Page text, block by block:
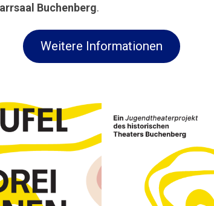
Buchenberg.
Weitere Informationen